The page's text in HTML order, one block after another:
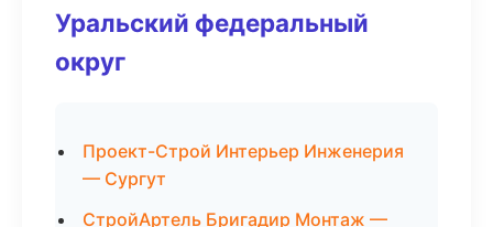
Уральский федеральный
округ
Проект-Строй Интерьер Инженерия
— Сургут
СтройАртель Бригадир Монтаж —